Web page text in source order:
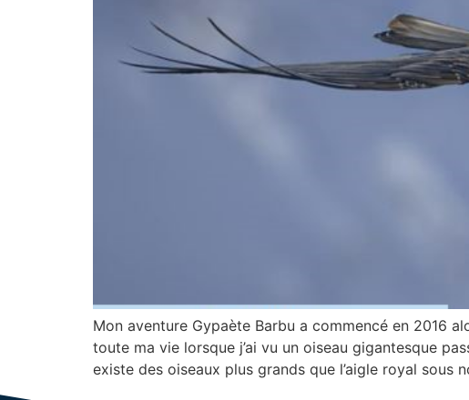
Mon aventure Gypaète Barbu a commencé en 2016
toute ma vie lorsque j’ai vu un oiseau gigantesque
existe des oiseaux plus grands que l’aigle royal sous